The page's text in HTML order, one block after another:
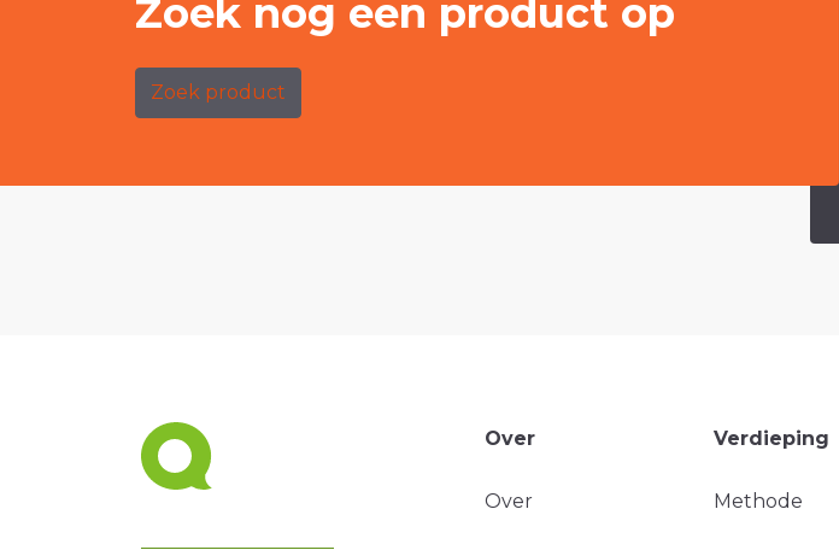
Zoek nog een product op
Zoek product
Over
Over
Verdieping
Methode